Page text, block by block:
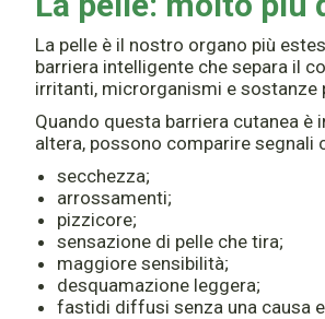
La pelle è il nostro organo più
barriera intelligente che separa il
irritanti, microrganismi e sostanze
Quando questa barriera cutanea è
altera, possono comparire segnali
secchezza;
arrossamenti;
pizzicore;
sensazione di pelle che tira;
maggiore sensibilità;
desquamazione leggera;
fastidi diffusi senza una causa